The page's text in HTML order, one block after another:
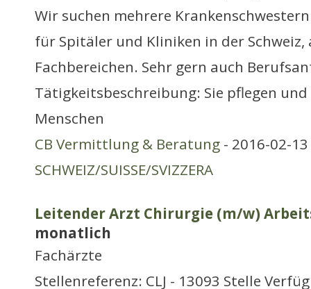
Wir suchen mehrere
für Spitäler und Kliniken in der
Fachbereichen. Sehr gern auch
Tätigkeitsbeschreibung: Sie pflegen
Menschen
CB Vermittlung & Beratung - 2016-02-
SCHWEIZ/SUISSE/SVIZZERA
Leitender Arzt Chirurgie (m/w)
monatlich
Fachärzte
Stellenreferenz: CLJ - 13093 Stelle